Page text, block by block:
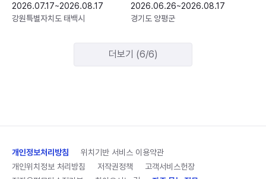
2026.07.17~2026.08.17
강원특별자치도 태백시
2026.06.26~2026.08.17
경기도 양평군
더보기 (6/6)
개인정보처리방침
위치기반 서비스 이용약관
개인위치정보 처리방침
저작권정책
고객서비스헌장